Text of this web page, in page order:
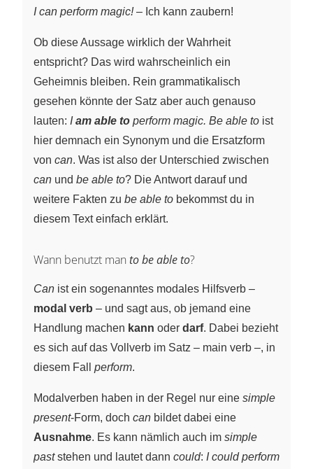
I can perform magic!– Ich kann zaubern!
Ob diese Aussage wirklich der Wahrheit
entspricht? Das wird wahrscheinlich ein
Geheimnis bleiben. Rein grammatikalisch
gesehen könnte der Satz aber auch genauso
lauten: Iam able to perform magic. Be able to ist
hier demnach ein Synonym und die Ersatzform
von can. Was ist also der Unterschied zwischen
can und be able to? Die Antwort darauf und
weitere Fakten zu be able to bekommst du in
diesem Text einfach erklärt.
Wann benutzt man to be able to?
Can ist ein sogenanntes modales Hilfsverb –
modal verb – und sagt aus, ob jemand eine
Handlung machen kann oder darf. Dabei bezieht
es sich auf das Vollverb im Satz – main verb –, in
diesem Fall perform.
Modalverben haben in der Regel nur eine simple
present-Form, doch can bildet dabei eine
Ausnahme. Es kann nämlich auch im simple
paststehen und lautet dann could: I could perform